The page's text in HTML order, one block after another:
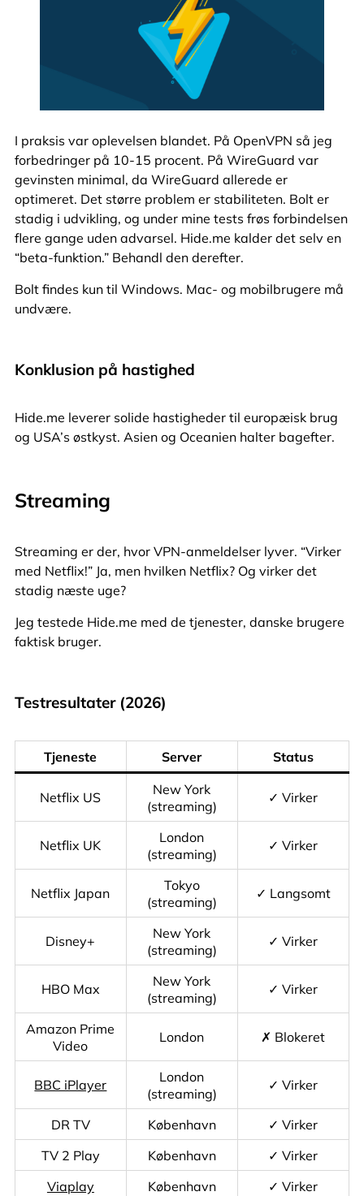
I praksis var oplevelsen blandet. På OpenVPN så jeg
forbedringer på 10-15 procent. På WireGuard var
gevinsten minimal, da WireGuard allerede er
optimeret. Det større problem er stabiliteten. Bolt er
stadig i udvikling, og under mine tests frøs forbindelsen
flere gange uden advarsel. Hide.me kalder det selv en
“beta-funktion.” Behandl den derefter.
Bolt findes kun til Windows. Mac- og mobilbrugere må
undvære.
Konklusion på hastighed
Hide.me leverer solide hastigheder til europæisk brug
og USA’s østkyst. Asien og Oceanien halter bagefter.
Streaming
Streaming er der, hvor VPN-anmeldelser lyver. “Virker
med Netflix!” Ja, men hvilken Netflix? Og virker det
stadig næste uge?
Jeg testede Hide.me med de tjenester, danske brugere
faktisk bruger.
Testresultater (2026)
Tjeneste Server Status
Netflix US
New York
(streaming)
✓ Virker
Netflix UK
London
(streaming)
✓ Virker
Netflix Japan
Tokyo
(streaming)
✓ Langsomt
Disney+
New York
(streaming)
✓ Virker
HBO Max
New York
(streaming)
✓ Virker
Amazon Prime
Video
London ✗ Blokeret
BBC iPlayer
London
(streaming)
✓ Virker
DR TV København
✓ Virker
TV 2 Play
København
✓ Virker
Viaplay
København ✓ Virker